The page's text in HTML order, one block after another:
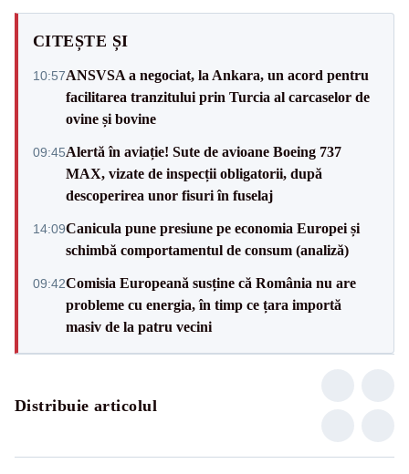
CITEȘTE ȘI
10:57ANSVSA a negociat, la Ankara, un acord pentru
facilitarea tranzitului prin Turcia al carcaselor de
ovine și bovine
09:45Alertă în aviație! Sute de avioane Boeing 737
MAX, vizate de inspecții obligatorii, după
descoperirea unor fisuri în fuselaj
14:09Canicula pune presiune pe economia Europei și
schimbă comportamentul de consum (analiză)
09:42Comisia Europeană susține că România nu are
probleme cu energia, în timp ce țara importă
masiv de la patru vecini
Distribuie articolul